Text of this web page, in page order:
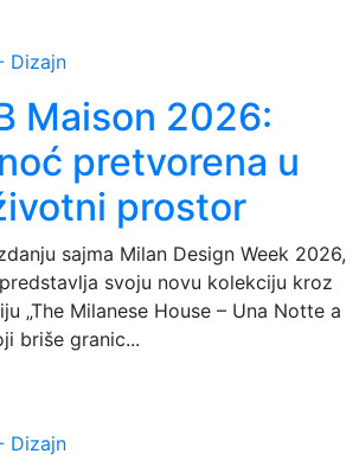
Dizajn
Maison 2026:
pretvorena u
prostor
sajma Milan Design Week 2026,
svoju novu kolekciju kroz
„The Milanese House – Una Notte a
briše granic...
Dizajn